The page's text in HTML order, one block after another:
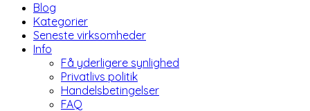
Blog
Kategorier
Seneste virksomheder
Info
Få yderligere synlighed
Privatlivs politik
Handelsbetingelser
FAQ